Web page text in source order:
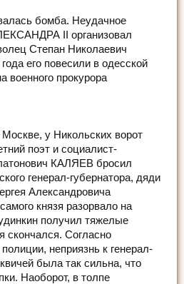
бомба. Неудачное
II организовал
Степан Николаевич
его повесили в одесской
военного прокурора
у Никольских ворот
поэт и социалист-
КАЛЯЕВ бросил
генерал-губернатора, дяди
Александровича
князя разорвало на
получил тяжелые
скончался. Согласно
неприязнь к генерал-
была так сильна, что
Наоборот, в толпе